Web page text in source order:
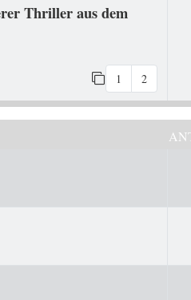
Thriller aus dem
1
2